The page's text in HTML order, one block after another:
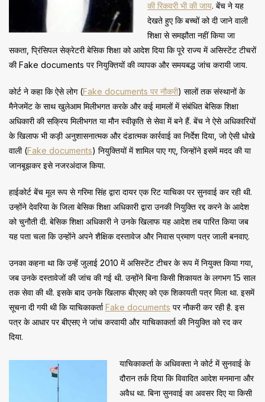
की रिकवरी भी की जाय. बेंच ने यह
देखते हुए कि बच्चों को दी जाने वाली
शिक्षा से समझौता नहीं किया जा
सकता, प्रिंसिपल सेक्रेटरी बेसिक शिक्षा को आदेश दिया कि पूरे राज्य में असिस्टेंट टीचरों
की Fake documents पर नियुक्तियों की व्यापक और समयबद्ध जांच करायी जाय.
कोर्ट ने कहा कि ऐसे लोग (Fake documents पर नौकरी) सालों तक संस्थानों के
मैनेजमेंट के साथ खुलेआम मिलीभगत करके और कई मामलों में संबंधित बेसिक शिक्षा
अधिकारी की सक्रिय मिलीभगत या मौन स्वीकृति से सेवा में बने हैं. बेंच ने ऐसे अधिकारियों
के खिलाफ भी कड़ी अनुशासनात्मक और दंडात्मक कार्रवाई का निर्देश दिया, जो ऐसी धोखे
वाली (Fake documents) नियुक्तियों में शामिल पाए गए, जिन्होंने इसमें मदद की या
जानबूझकर इसे नजरअंदाज किया.
हाईकोर्ट बेंच मूल रूप से गरिमा सिंह द्वारा दायर एक रिट याचिका पर सुनवाई कर रही थी.
उन्होंने देवरिया के जिला बेसिक शिक्षा अधिकारी द्वारा उनकी नियुक्ति रद्द करने के आदेश
को चुनौती दी. बेसिक शिक्षा अधिकारी ने उनके खिलाफ यह आदेश तब पारित किया जब
यह पता चला कि उन्होंने अपने शैक्षिक दस्तावेज और निवास प्रमाण पत्र जाली बनवाए.
उनका कहना था कि उन्हें जुलाई 2010 में असिस्टेंट टीचर के रूप में नियुक्त किया गया,
जब उनके दस्तावेजों की जांच की गई थी. उन्होंने बिना किसी शिकायत के लगभग 15 साल
तक सेवा की थी. इसके बाद उनके खिलाफ बीएसए को एक शिकायती पत्र मिला था. इसमें
सूचना दी गयी थी कि याचिकाकर्ताFake documents पर नौकरी कर रही है. इस
पत्र के आधार पर बीएसए ने जांच करवायी और याचिकाकर्ता की नियुक्ति को रद कर
दिया.
याचिकाकर्ता के अधिवक्ता ने कोर्ट में सुनवाई के
दौरान तर्क दिया कि विवादित आदेश मनमाना और
अवैध था. बिना सुनवाई का अवसर दिए या किसी